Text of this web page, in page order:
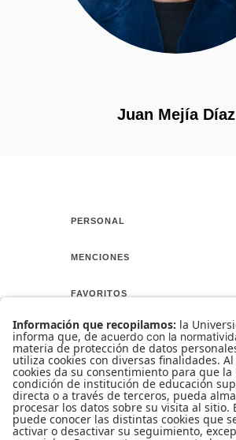
Juan Mejía Díaz
PERSONAL
MENCIONES
FAVORITOS
AMIGOS
CURSO